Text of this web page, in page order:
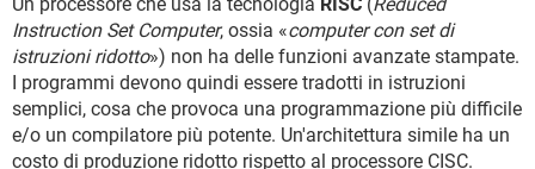
Instruction Set Computer, ossia «computer con set di
istruzioni ridotto») non ha delle funzioni avanzate stampate.
I programmi devono quindi essere tradotti in istruzioni
semplici, cosa che provoca una programmazione più difficile
e/o un compilatore più potente. Un'architettura simile ha un
costo di produzione ridotto rispetto al processore CISC.